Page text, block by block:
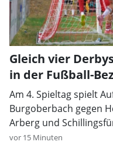
Gleich vier
in der Fußball-
Am 4. Spieltag spielt
Burgoberbach gegen
Arberg und
vor 15 Minuten